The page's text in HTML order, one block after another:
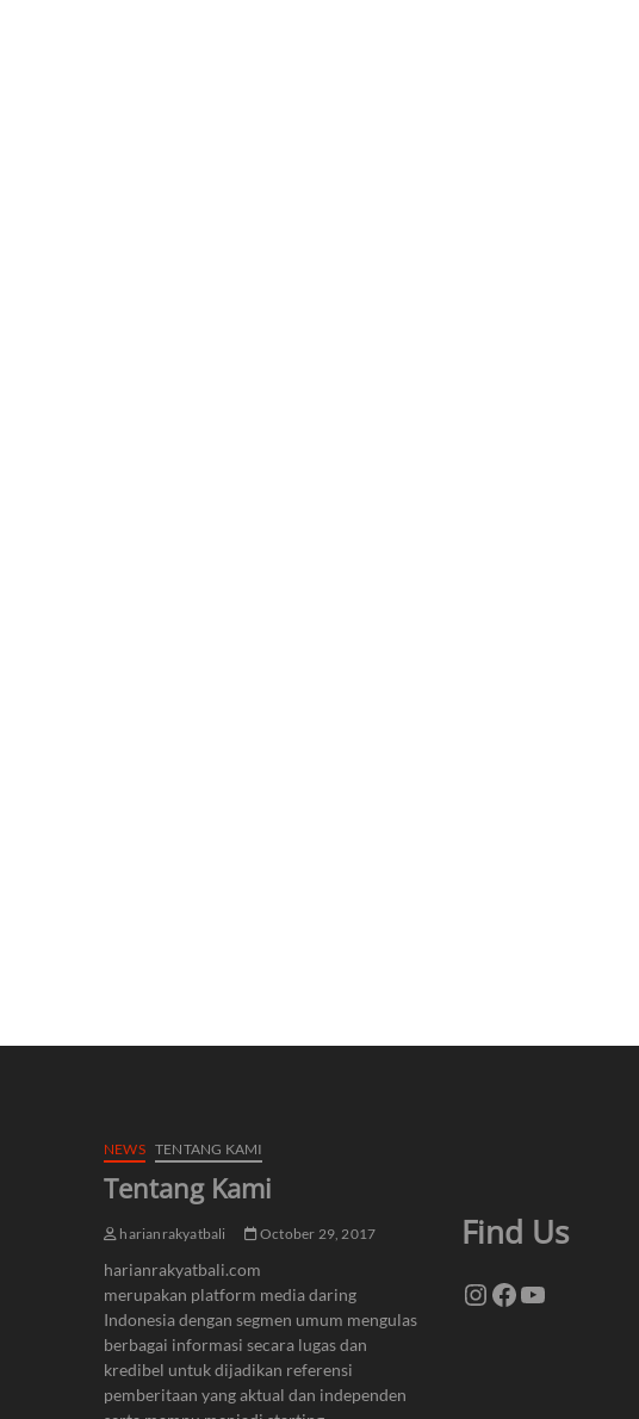
NEWS TENTANG KAMI
Tentang Kami
harianrakyatbali October 29, 2017
harianrakyatbali.com
merupakan platform media daring
Indonesia dengan segmen umum mengulas
berbagai informasi secara lugas dan
kredibel untuk dijadikan referensi
pemberitaan yang aktual dan independen
Find Us
Instagram
Facebook
YouTube